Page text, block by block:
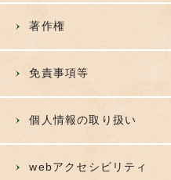
著作権
免責事項等
個人情報の取り扱い
webアクセシビリティ